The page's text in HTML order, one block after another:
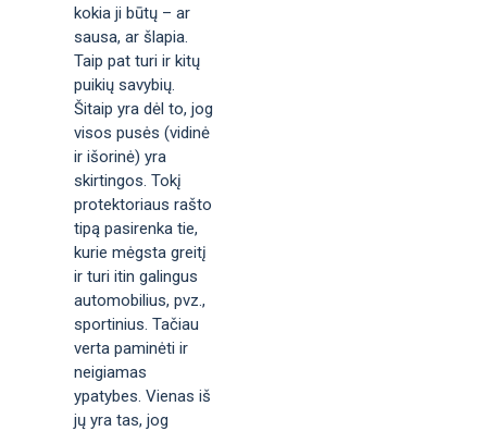
kokia ji būtų – ar
sausa, ar šlapia.
Taip pat turi ir kitų
puikių savybių.
Šitaip yra dėl to, jog
visos pusės (vidinė
ir išorinė) yra
skirtingos. Tokį
protektoriaus rašto
tipą pasirenka tie,
kurie mėgsta greitį
ir turi itin galingus
automobilius, pvz.,
sportinius. Tačiau
verta paminėti ir
neigiamas
ypatybes. Vienas iš
jų yra tas, jog